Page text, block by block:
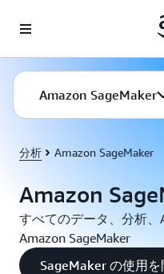
Amazon SageMaker
分析 Amazon SageMaker
Amazon
すべてのデータ、分析
Amazon SageMaker
SageMaker の使用を